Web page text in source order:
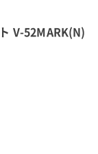
V-52MARK(N)